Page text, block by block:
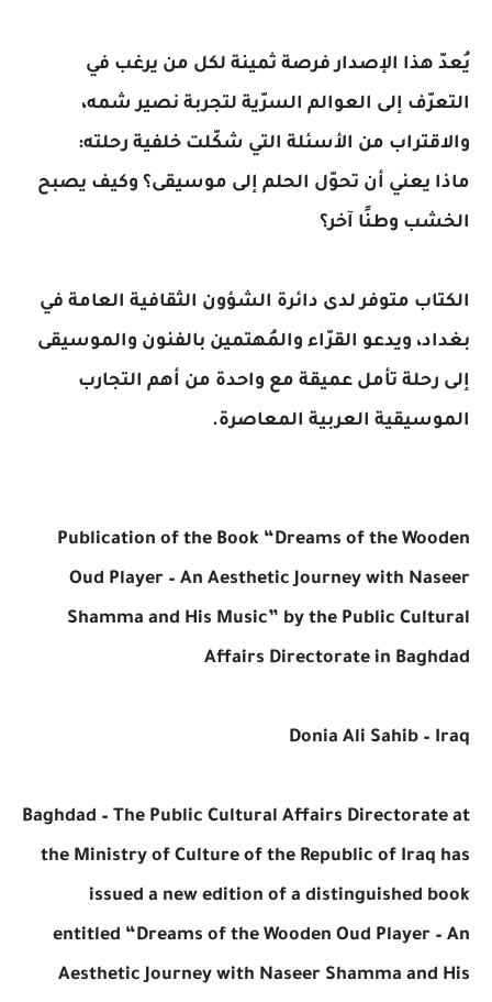
يُعدّ هذا الإصدار فرصة ثمينة لكل من يرغب في
التعرّف إلى العوالم السرّية لتجربة نصير شمه،
والاقتراب من الأسئلة التي شكّلت خلفية رحلته:
ماذا يعني أن تحوّل الحلم إلى موسيقى؟ وكيف يصبح
الخشب وطنًا آخر؟
الكتاب متوفر لدى دائرة الشؤون الثقافية العامة في
بغداد، ويدعو القرّاء والمُهتمين بالفنون والموسيقى
إلى رحلة تأمل عميقة مع واحدة من أهم التجارب
الموسيقية العربية المعاصرة.
Publication of the Book “Dreams of the Wooden
Oud Player – An Aesthetic Journey with Naseer
Shamma and His Music” by the Public Cultural
Affairs Directorate in Baghdad
Donia Ali Sahib – Iraq
Baghdad – The Public Cultural Affairs Directorate at
the Ministry of Culture of the Republic of Iraq has
issued a new edition of a distinguished book
entitled “Dreams of the Wooden Oud Player – An
Aesthetic Journey with Naseer Shamma and His